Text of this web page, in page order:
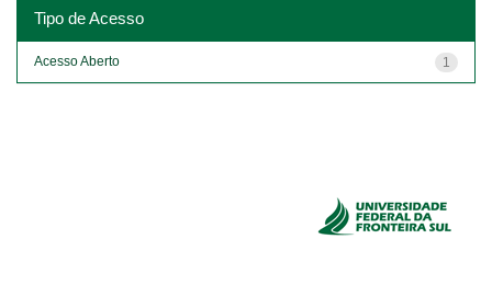
Tipo de Acesso
1
Acesso Aberto